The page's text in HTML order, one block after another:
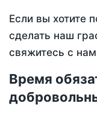
Если вы хотите
сделать наш
свяжитесь с
Время